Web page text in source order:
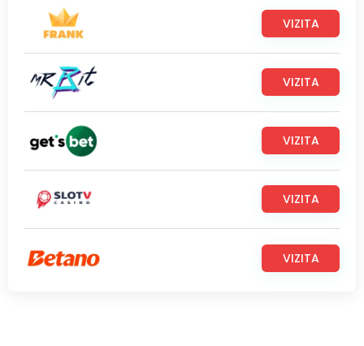
VIZITA
VIZITA
VIZITA
VIZITA
VIZITA